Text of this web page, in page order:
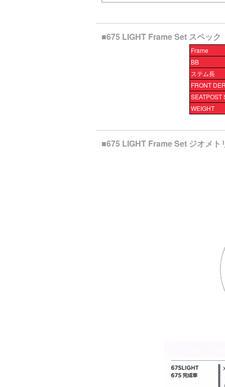
■675 LIGHT Frame Set スペック
Frame
BB
ステム長
FRONT
SEATPOST
WEIGHT
■675 LIGHT Frame Set ジオメト